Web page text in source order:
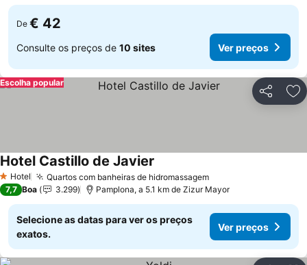
De € 42
Consulte os preços de 10 sites Ver preços
Partilhar
Escolha popular
1 Estrelas
Hotel Quartos com banheiras de hidromassagemVer preços
Hotel Castillo de Javier
7,7 Boa 3.299 Pamplona, a 5.1 km de Zizur Mayor
Selecione as datas para ver os preços
exatos.
Ver preços